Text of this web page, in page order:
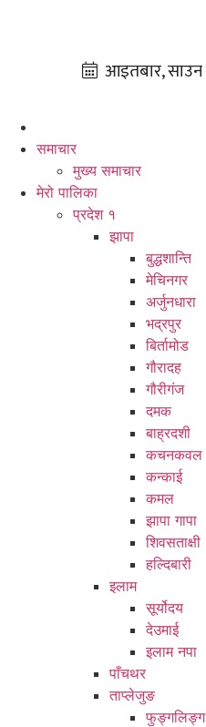
समाचार
मुख्य समाचार
मेरो पालिका
प्रदेश १
झापा
बुद्धशान्ति
मेचिनगर
अर्जुनधारा
भद्रपुर
बिर्तामोड
गौरादह
गौरीगंज
दमक
बाह्रदशी
कचनकवल
कन्काई
कमल
झापा गापा
शिवसताक्षी
हल्दिबारी
इलाम
सूर्योदय
देउमाई
इलाम नपा
पाँचथर
ताप्लेजुङ
फुङ्गलिङ्ग